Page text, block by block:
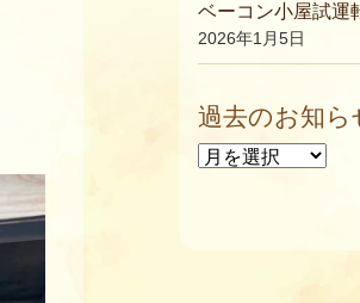
ベーコン小屋試運
2026年1月5日
過去のお知ら
過去のお知らせ・